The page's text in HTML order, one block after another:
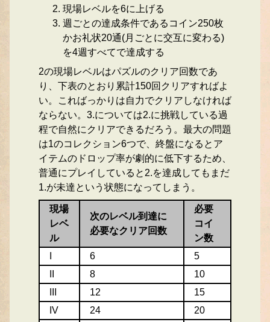
現場レベルを6に上げる
週ごとの達成条件であるコイン250枚
かお礼状20通(月ごとに交互に変わる)
を4週すべてで達成する
2の現場レベルはパズルのクリア回数であ
り、下表のとおり累計150回クリアすればよ
い。こればっかりは自力でクリアしなければ
ならない。3.については2.に挑戦している過
程で自然にクリアできるだろう。最大の問題
は1のコレクション6つで、終盤になるとア
イテムのドロップ率が劇的に低下するため、
普通にプレイしていると2.を達成してもまだ
1.が未達という状態になってしまう。
現場
レベ
ル
次のレベル到達に
必要なクリア回数
必要
コイ
ン数
6
5
8
10
12
15
IV
24
20